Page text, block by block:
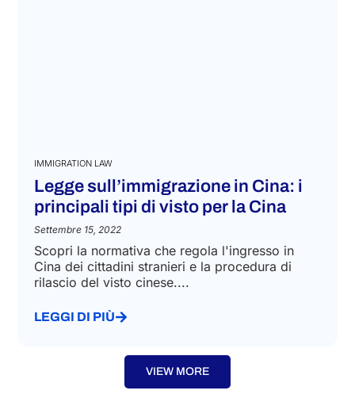
IMMIGRATION LAW
Legge sull’immigrazione in Cina: i
principali tipi di visto per la Cina
Settembre 15, 2022
Scopri la normativa che regola l'ingresso in
Cina dei cittadini stranieri e la procedura di
rilascio del visto cinese....
LEGGI DI PIÙ
VIEW MORE